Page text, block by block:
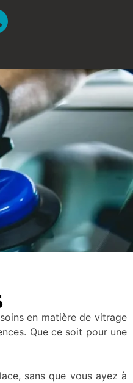
en matière de vitrage
Que ce soit pour une
sans que vous ayez à